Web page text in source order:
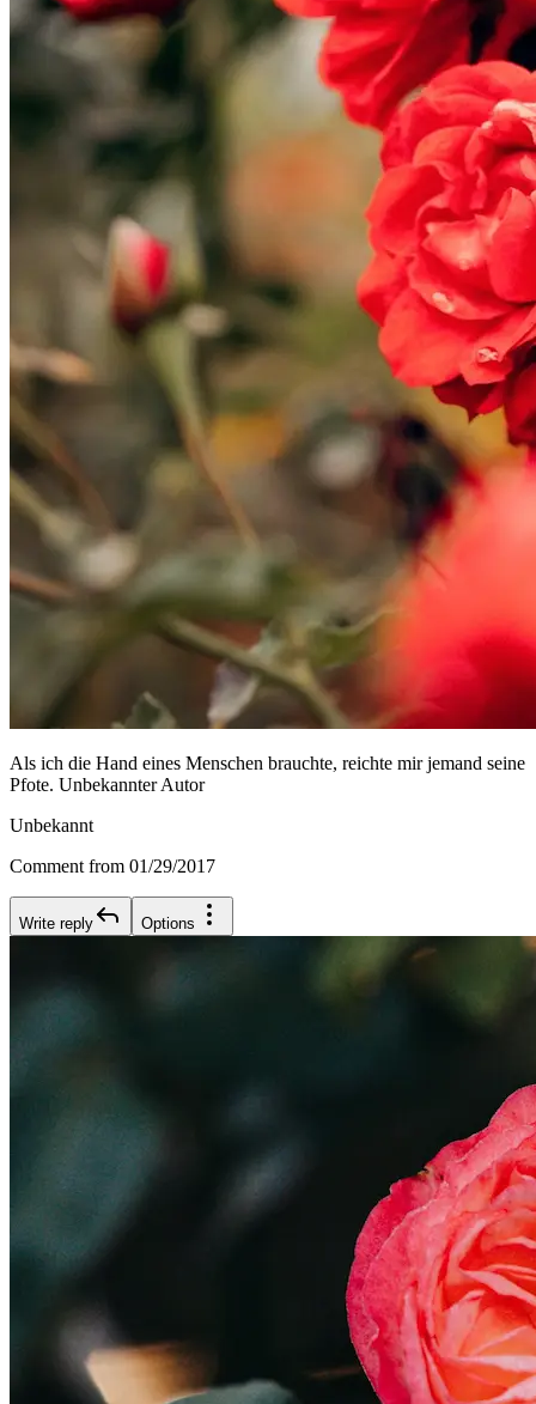
Als ich die Hand eines Menschen brauchte, reichte mir jemand seine
Pfote. Unbekannter Autor
Unbekannt
Comment from 01/29/2017
Write reply Options